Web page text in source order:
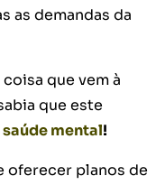
as demandas da
que vem à
que este
saúde mental!
oferecer planos de